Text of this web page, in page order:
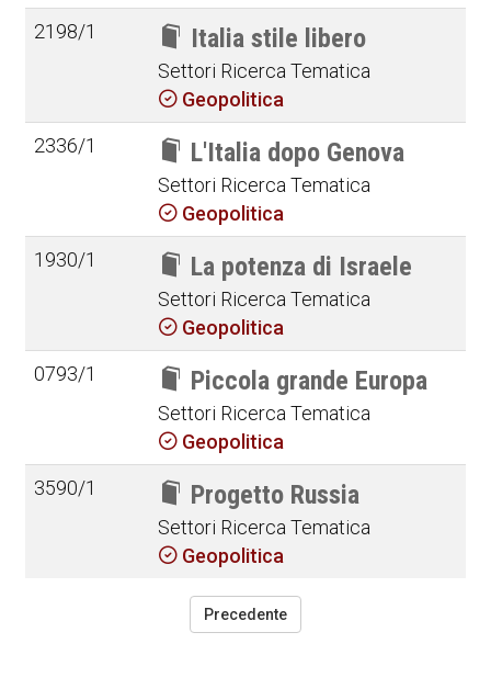
2198/1
Italia stile libero
Settori Ricerca Tematica
Geopolitica
2336/1
L'Italia dopo Genova
Settori Ricerca Tematica
Geopolitica
1930/1
La potenza di Israele
Settori Ricerca Tematica
Geopolitica
0793/1
Piccola grande Europa
Settori Ricerca Tematica
Geopolitica
3590/1
Progetto Russia
Settori Ricerca Tematica
Geopolitica
Precedente